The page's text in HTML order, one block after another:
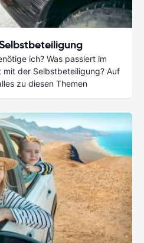
ich? Was passiert im
mit der Selbstbeteiligung? Auf
zu diesen Themen